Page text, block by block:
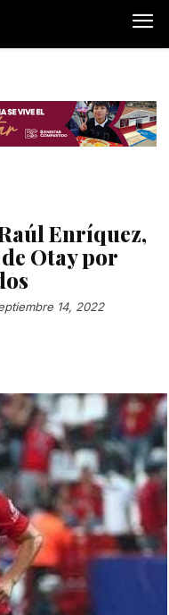
Enríquez,
Otay por
14, 2022